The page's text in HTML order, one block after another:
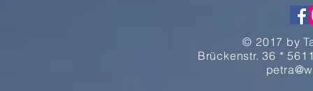
© 2017 by
Brückenstr. 36 *